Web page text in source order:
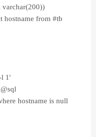
varchar(200))
hostname from #tb
l 1'
hostname is null